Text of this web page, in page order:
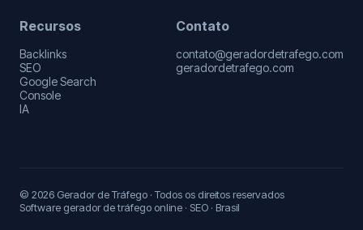
Recursos
Backlinks
SEO
Google Search
Console
IA
Contato
contato@geradordetrafego.com
geradordetrafego.com
© 2026 Gerador de Tráfego · Todos os direitos reservados
Software gerador de tráfego online · SEO · Brasil